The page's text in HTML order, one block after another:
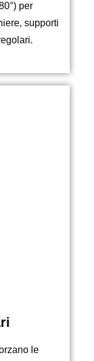
per
supporti
le